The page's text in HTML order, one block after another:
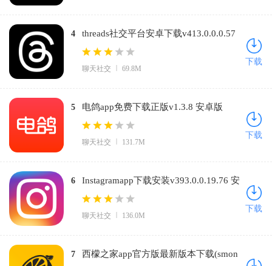
4
threads社交平台安卓下载v413.0.0.0.57
安卓版
聊天社交 69.8M
下载
5 电鸽app免费下载正版v1.3.8 安卓版
聊天社交 131.7M
下载
6
Instagramapp下载安装v393.0.0.19.76 安
卓版
聊天社交 136.0M
下载
7
西檬之家app官方版最新版本下载(smon